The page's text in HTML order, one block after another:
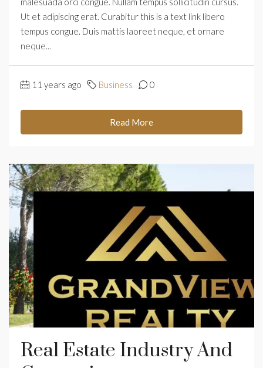
Ut et adipiscing erat. Curabitur this is a text link libero
tempus congue. Duis mattis laoreet neque, et ornare
neque...
11 years ago Business 0
Read More
Real Estate Industry And